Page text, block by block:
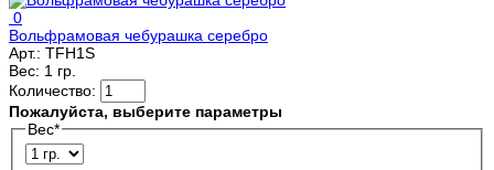
0
Вольфрамовая чебурашка серебро
Арт.: TFH1S
Вес: 1 гр.
Количество:
Пожалуйста, выберите параметры
Вес*